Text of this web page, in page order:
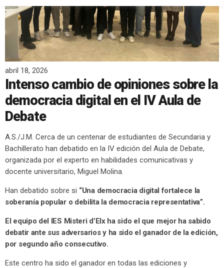
abril 18, 2026
Intenso cambio de opiniones sobre la
democracia digital en el IV Aula de
Debate
A.S./J.M. Cerca de un centenar de estudiantes de Secundaria y
Bachillerato han debatido en la IV edición del Aula de Debate,
organizada por el experto en habilidades comunicativas y
docente universitario, Miguel Molina.
Han debatido sobre si “Una democracia digital fortalece la
soberanía popular o debilita la democracia representativa”.
El equipo del IES Misteri d’Elx ha sido el que mejor ha sabido
debatir ante sus adversarios y ha sido el ganador de la edición,
por segundo año consecutivo.
Este centro ha sido el ganador en todas las ediciones y